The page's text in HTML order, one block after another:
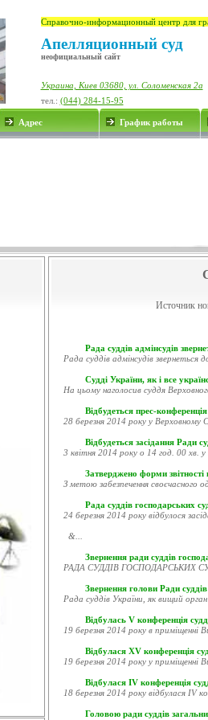
Справочно-информационный центр для
Апелляционный суд
неофициальный сайт
Украина, Киев 03680, ул. Соломенская 2а
тел.: (044) 284-15-95
Адрес График работы
Источник
Рада суддів адмінсудів
Рада суддів адмінсудів звернеться
Судді України, як і все
На цьому наголосив суддя
Відбудеться прес-
28 березня 2014 року у Верховному
Відбудеться засідання Ради
3 квітня 2014 року о 14 год. 00 хв.
Затверджено форми
З метою забезпечення своєчасного
Рада суддів господарських
24 березня 2014 року відбулося
&...
Звернення ради суддів
РАДА СУДДІВ ГОСПОДАРСЬКИХ
Звернення голови Ради
Рада суддів України, як вищий
Відбулась V конференція
19 березня 2014 року в приміщенні
Відбулася XV конференція
19 березня 2014 року у приміщенні
Відбулася ІV конференція
18 березня 2014 року відбулася ІV
Головою ради суддів